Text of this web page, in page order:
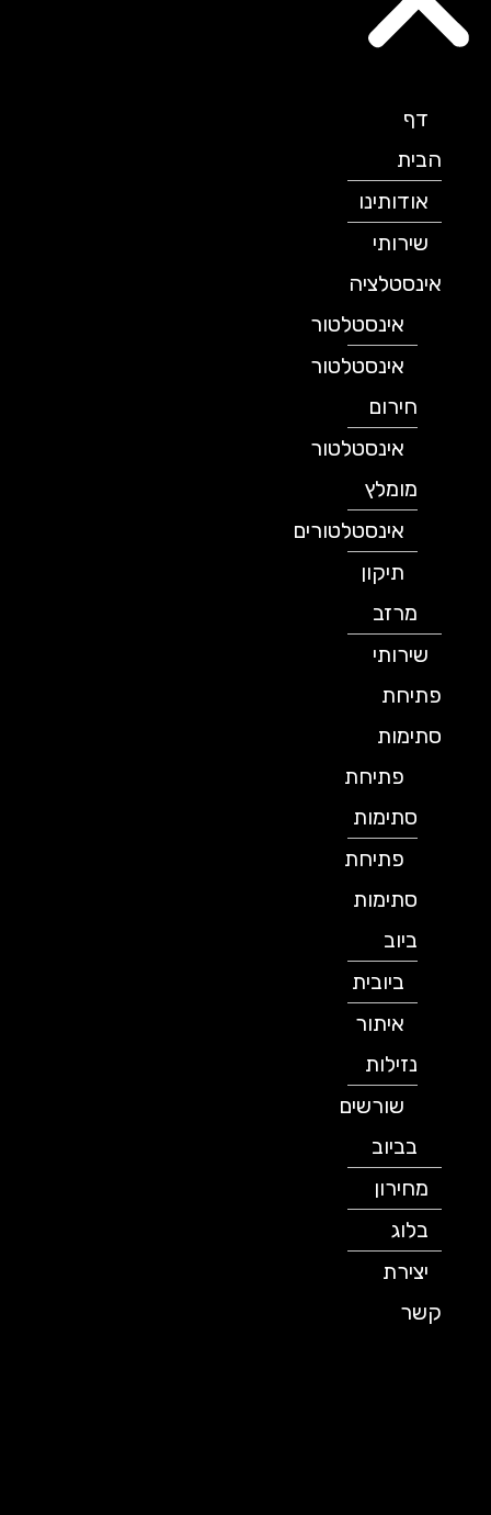
הבית
אודותינו
שירותי
אינסטלציה
אינסטלטור
אינסטלטור
חירום
אינסטלטור
מומלץ
אינסטלטורים
תיקון
מרזב
שירותי
פתיחת
סתימות
פתיחת
סתימות
פתיחת
סתימות
ביובית
איתור
נזילות
שורשים
בביוב
מחירון
יצירת
קשר